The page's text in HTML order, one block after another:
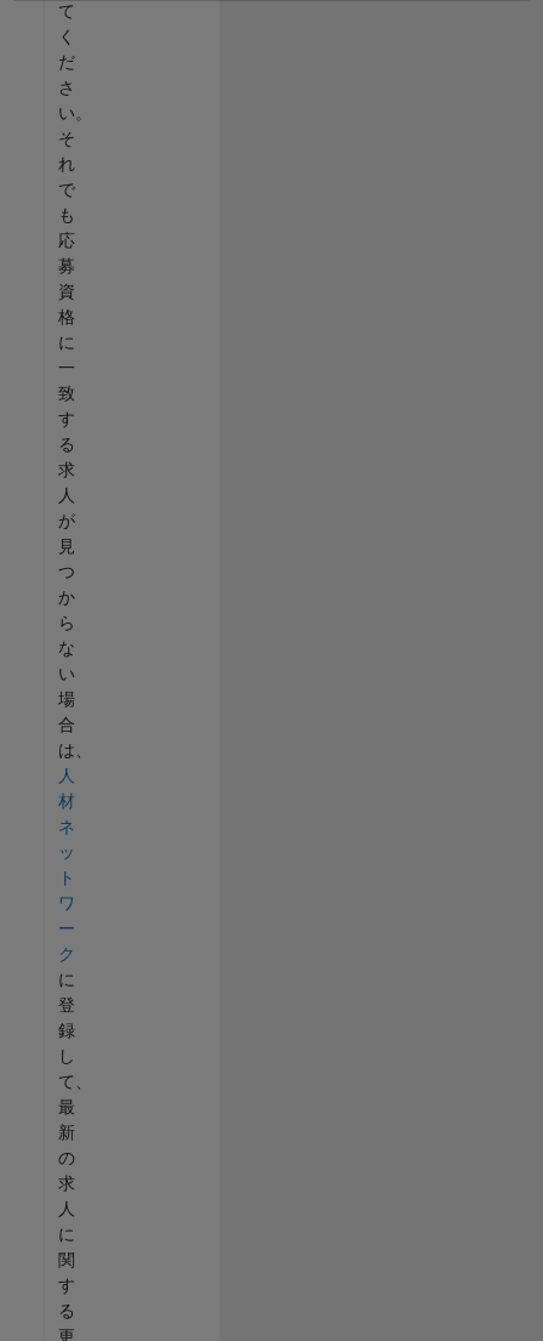
て
く
だ
さ
い。
そ
れ
で
も
応
募
資
格
に
一
致
す
る
求
人
が
見
つ
か
ら
な
い
場
合
は、
人
材
ネ
ッ
ト
ワ
ー
ク
に
登
録
し
て、
最
新
の
求
人
に
関
す
る
更